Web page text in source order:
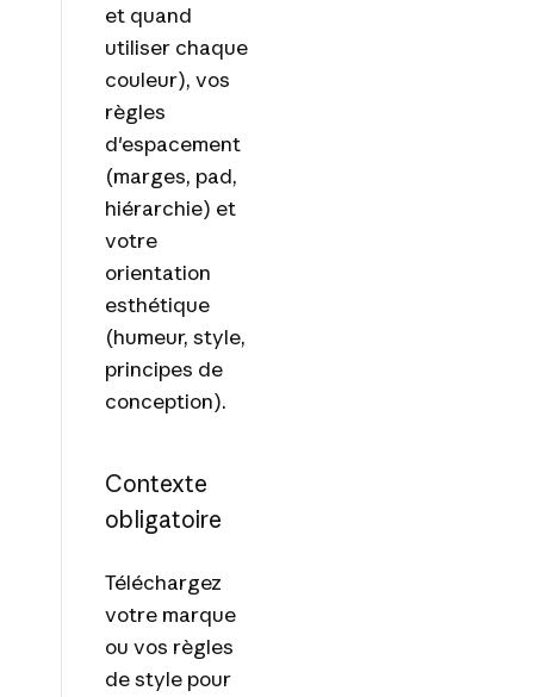
et quand
utiliser chaque
couleur), vos
règles
d'espacement
(marges, pad,
hiérarchie) et
votre
orientation
esthétique
(humeur, style,
principes de
conception).
Contexte
obligatoire
Téléchargez
votre marque
ou vos règles
de style pour